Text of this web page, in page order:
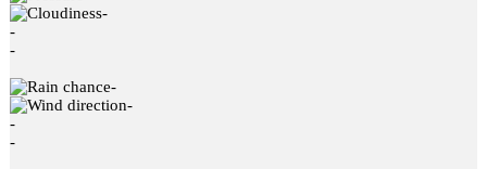
-
-
-
-
-
-
-